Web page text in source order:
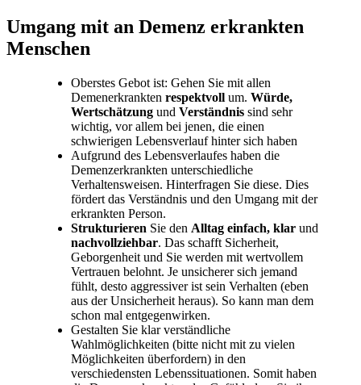
Umgang mit an Demenz erkrankten
Menschen
Oberstes Gebot ist: Gehen Sie mit allen
Demenerkrankten respektvoll um. Würde,
Wertschätzung und Verständnis sind sehr
wichtig, vor allem bei jenen, die einen
schwierigen Lebensverlauf hinter sich haben
Aufgrund des Lebensverlaufes haben die
Demenzerkrankten unterschiedliche
Verhaltensweisen. Hinterfragen Sie diese. Dies
fördert das Verständnis und den Umgang mit der
erkrankten Person.
Strukturieren Sie den Alltag einfach, klar und
nachvollziehbar. Das schafft Sicherheit,
Geborgenheit und Sie werden mit wertvollem
Vertrauen belohnt. Je unsicherer sich jemand
fühlt, desto aggressiver ist sein Verhalten (eben
aus der Unsicherheit heraus). So kann man dem
schon mal entgegenwirken.
Gestalten Sie klar verständliche
Wahlmöglichkeiten (bitte nicht mit zu vielen
Möglichkeiten überfordern) in den
verschiedensten Lebenssituationen. Somit haben